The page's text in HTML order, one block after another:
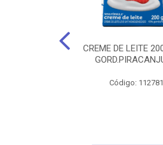
CREME DE LEITE
Código: 112781